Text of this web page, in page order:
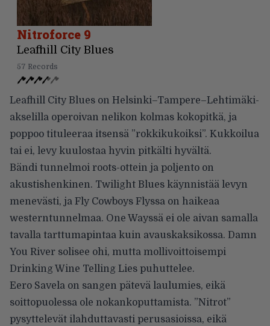
Nitroforce 9
Leafhill City Blues
57 Records
Leafhill City Blues on Helsinki–Tampere–Lehtimäki-
akselilla operoivan nelikon kolmas kokopitkä, ja
poppoo tituleeraa itsensä ”rokkikukoiksi”. Kukkoilua
tai ei, levy kuulostaa hyvin pitkälti hyvältä.
Bändi tunnelmoi roots-ottein ja poljento on
akustishenkinen. Twilight Blues käynnistää levyn
menevästi, ja Fly Cowboys Flyssa on haikeaa
westerntunnelmaa. One Wayssä ei ole aivan samalla
tavalla tarttumapintaa kuin avauskaksikossa. Damn
You River solisee ohi, mutta mollivoittoisempi
Drinking Wine Telling Lies puhuttelee.
Eero Savela on sangen pätevä laulumies, eikä
soittopuolessa ole nokankoputtamista. ”Nitrot”
pysyttelevät ilahduttavasti perusasioissa, eikä